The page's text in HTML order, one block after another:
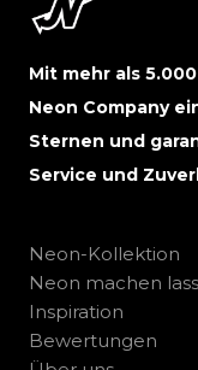
Mit mehr als
Neon Company
Sternen und
Service und
Neon-Kollektion
Neon machen
Inspiration
Bewertungen